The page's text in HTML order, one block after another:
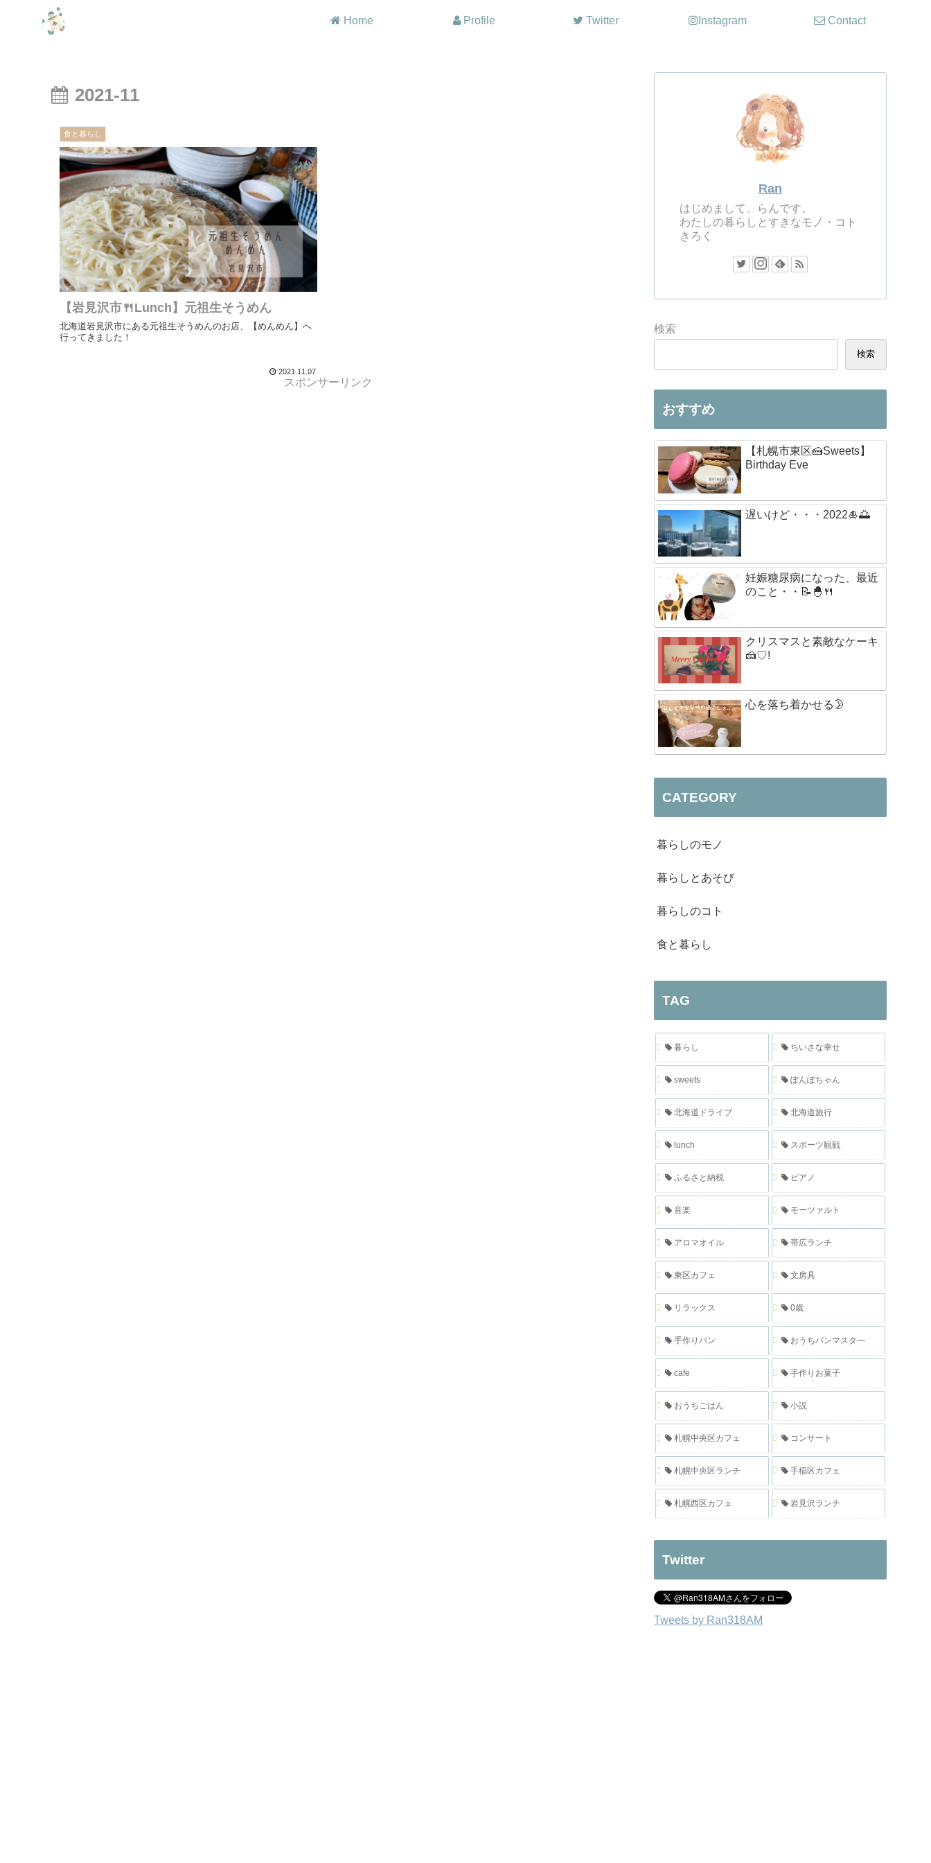
Home Profile Twitter Instagram Contact
2021-11
食と暮らし
【岩見沢市🍴Lunch】元祖生そうめん
北海道岩見沢市にある元祖生そうめんのお店、【めんめん】へ
行ってきました！
2021.11.07
スポンサーリンク
Ran
はじめまして。らんです。
わたしの暮らしとすきなモノ・コト
きろく
検索
検索
おすすめ
【札幌市東区🍰Sweets】
Birthday Eve
遅いけど・・・2022🎍🌅
妊娠糖尿病になった、最近
のこと・・📝🐣🍴
クリスマスと素敵なケーキ
🍰♡!
心を落ち着かせる🌛
CATEGORY
暮らしのモノ
暮らしとあそび
暮らしのコト
食と暮らし
TAG
暮らし ちいさな幸せ
sweets ぽんぽちゃん
北海道ドライブ 北海道旅行
lunch スポーツ観戦
ふるさと納税 ピアノ
音楽 モーツァルト
アロマオイル 帯広ランチ
東区カフェ 文房具
リラックス 0歳
手作りパン おうちパンマスタ―
cafe 手作りお菓子
おうちごはん 小説
札幌中央区カフェ コンサート
札幌中央区ランチ 手稲区カフェ
札幌西区カフェ 岩見沢ランチ
Twitter
Tweets by Ran318AM